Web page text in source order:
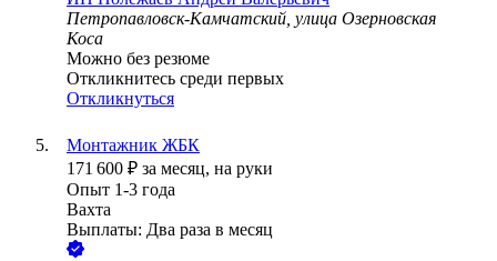
Петропавловск-Камчатский, улица Озерновская
Коса
Можно без резюме
Откликнитесь среди первых
Откликнуться
Монтажник ЖБК
171 600 ₽ за месяц, на руки
Опыт 1-3 года
Вахта
Выплаты: Два раза в месяц